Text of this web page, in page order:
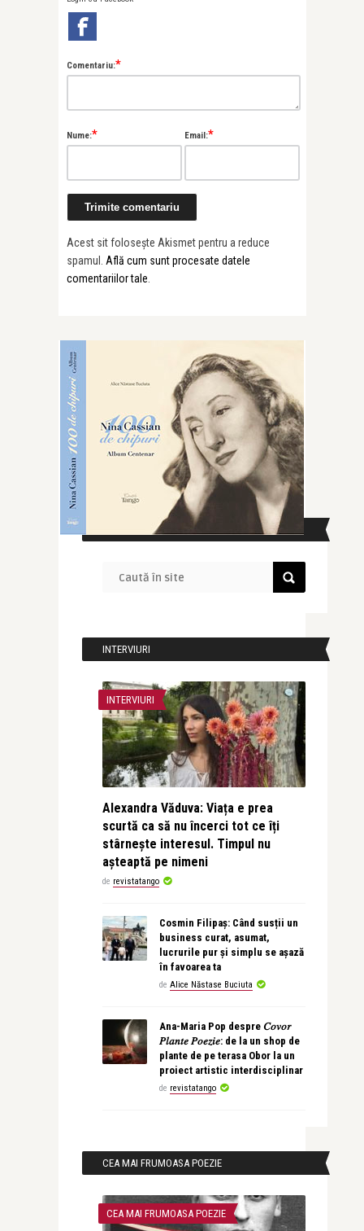
Comentariu:*
Nume:* Email:*
Acest sit folosește Akismet pentru a reduce
spamul. Află cum sunt procesate datele
comentariilor tale
CAUTĂ ÎN SITE
INTERVIURI
INTERVIURI
Alexandra Văduva: Viața e prea
scurtă ca să nu încerci tot ce îți
stârnește interesul. Timpul nu
așteaptă pe nimeni
de revistatango
Cosmin Filipaș: Când susții un
business curat, asumat,
lucrurile pur și simplu se așază
în favoarea ta
de Alice Năstase Buciuta
Ana-Maria Pop despre 𝐶𝑜𝑣𝑜𝑟
𝑃𝑙𝑎𝑛𝑡𝑒 𝑃𝑜𝑒𝑧𝑖𝑒: de la un shop de
plante de pe terasa Obor la un
proiect artistic interdisciplinar
de revistatango
CEA MAI FRUMOASA POEZIE
CEA MAI FRUMOASA POEZIE